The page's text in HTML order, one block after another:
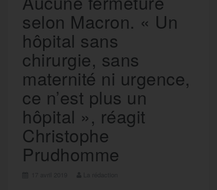
selon Macron. « Un
hôpital sans
chirurgie, sans
maternité ni urgence,
ce n’est plus un
hôpital », réagit
Christophe
Prudhomme